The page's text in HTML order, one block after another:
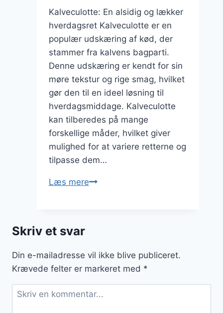
Kalveculotte: En alsidig og lækker
hverdagsret Kalveculotte er en
populær udskæring af kød, der
stammer fra kalvens bagparti.
Denne udskæring er kendt for sin
møre tekstur og rige smag, hvilket
gør den til en ideel løsning til
hverdagsmiddage. Kalveculotte
kan tilberedes på mange
forskellige måder, hvilket giver
mulighed for at variere retterne og
tilpasse dem…
Læs mereKalveculotte
Skriv et svar
Din e-mailadresse vil ikke blive publiceret.
Krævede felter er markeret med *